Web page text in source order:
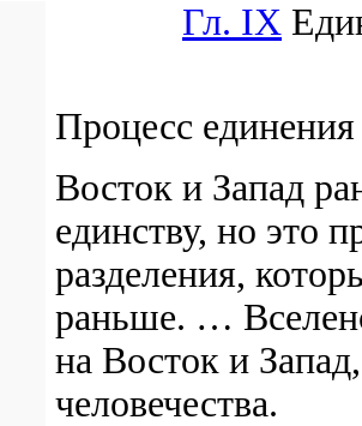
Гл. IX
Процесс
Восток и Запад
единству, но это
разделения,
раньше. …
на Восток и
человечества.